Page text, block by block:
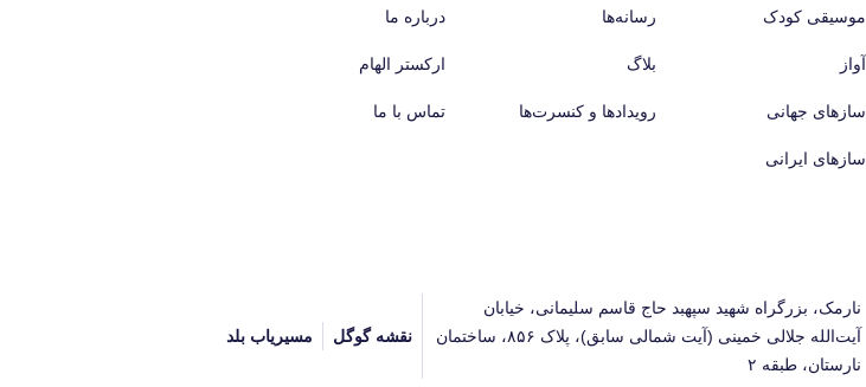
موسیقی کودک
آواز
سازهای جهانی
سازهای ایرانی
رسانه‌ها
بلاگ
رویدادها و کنسرت‌ها
درباره ما
ارکستر الهام
تماس با ما
نارمک، بزرگراه شهید سپهبد حاج قاسم سلیمانی، خیابان
آیت‌الله جلالی خمینی (آیت شمالی سابق)، پلاک ۸۵۶، ساختمان
نارستان، طبقه ۲
نقشه گوگل مسیریاب بلد